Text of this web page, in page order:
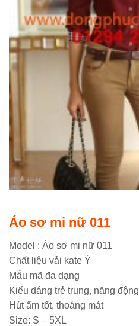
Áo sơ mi nữ 011
Model : Áo sơ mi nữ 011
Chất liệu vải kate Ý
Mẫu mã đa dạng
Kiểu dáng trẻ trung, năng động
Hút ẩm tốt, thoáng mát
Size: S – 5XL